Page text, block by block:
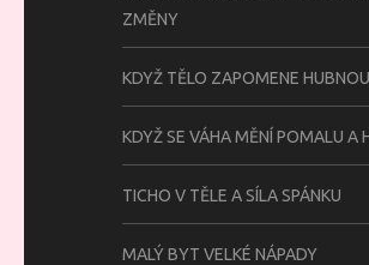
ZMĚNY
KDYŽ TĚLO ZAPOMENE
KDYŽ SE VÁHA MĚNÍ POMALU A
TICHO V TĚLE A SÍLA SPÁNKU
MALÝ BYT VELKÉ NÁPADY